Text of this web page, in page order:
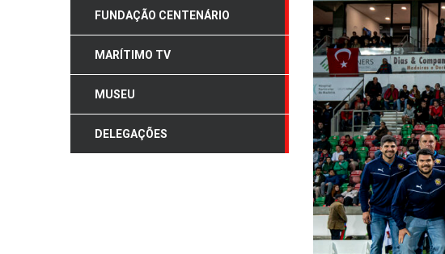
FUNDAÇÃO CENTENÁRIO
MARÍTIMO TV
MUSEU
DELEGAÇÕES